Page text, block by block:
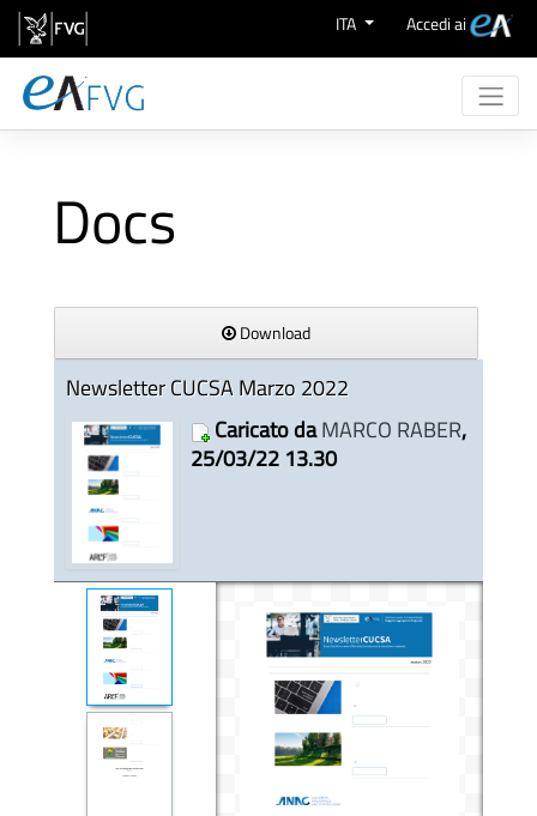
Salta al contenuto ITA Accedi ai
eProcurement
Aree Merceologiche
Docs
Download
Newsletter CUCSA Marzo 2022
Caricato daMARCO RABER,
25/03/22 13.30